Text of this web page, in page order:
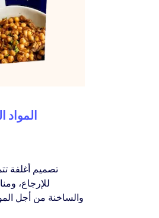
المواد
تصميم أغلفة
للإرجاع،
والساخنة من أجل